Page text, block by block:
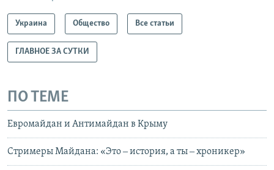
Украина Общество Все статьи
ГЛАВНОЕ ЗА СУТКИ
ПО ТЕМЕ
Евромайдан и Антимайдан в Крыму
Стримеры Майдана: «Это ‒ история, а ты ‒ хроникер»